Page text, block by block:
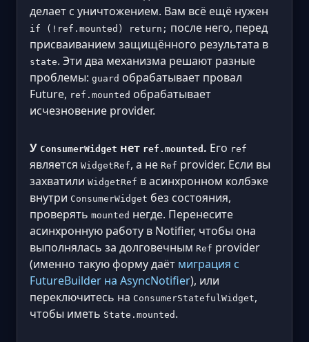
делает с уничтожением. Вам всё ещё нужен
if (!ref.mounted) return; после него, перед
присваиванием защищённого результата в
state. Эти два механизма решают разные
проблемы: guard обрабатывает провал
Future, ref.mounted обрабатывает
исчезновение provider.
У ConsumerWidget нет ref.mounted . Его ref
является WidgetRef, а не Ref provider. Если вы
захватили WidgetRef в асинхронном колбэке
внутри ConsumerWidget без состояния,
проверять mounted негде. Перенесите
асинхронную работу в Notifier, чтобы она
выполнялась за долговечным Ref provider
(именно такую форму даёт миграция с
FutureBuilder на AsyncNotifier), или
переключитесь на ConsumerStatefulWidget,
чтобы иметь State.mounted .